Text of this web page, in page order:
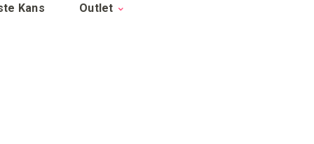
Kans Outlet